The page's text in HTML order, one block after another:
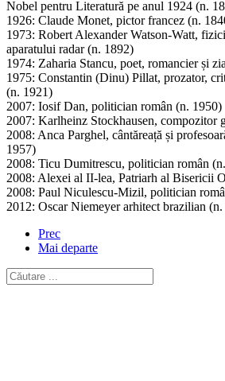
Nobel pentru Literatură pe anul 1924 (n.
1926: Claude Monet, pictor francez (n.
1973: Robert Alexander Watson-Watt,
aparatului radar (n. 1892)
1974: Zaharia Stancu, poet, romancier și
1975: Constantin (Dinu) Pillat, prozator,
(n. 1921)
2007: Iosif Dan, politician român (n. 1950)
2007: Karlheinz Stockhausen, compozitor
2008: Anca Parghel, cântăreață și
1957)
2008: Ticu Dumitrescu, politician român
2008: Alexei al II-lea, Patriarh al Bisericii
2008: Paul Niculescu-Mizil, politician
2012: Oscar Niemeyer arhitect brazilian
Prec
Mai departe